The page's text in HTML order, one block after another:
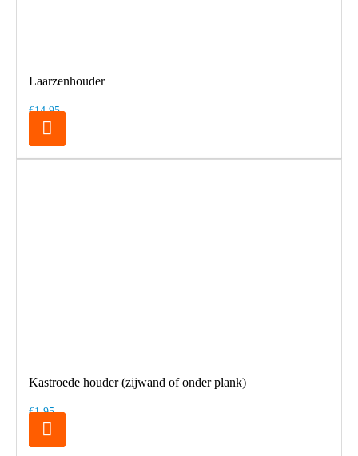
Laarzenhouder
€14,95
Kastroede houder (zijwand of onder plank)
€1,95